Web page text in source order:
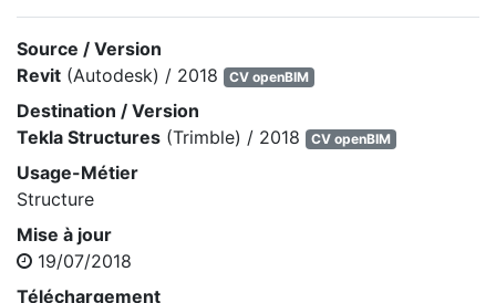
Source / Version
Revit (Autodesk) / 2018 CV openBIM
Destination / Version
Tekla Structures (Trimble) / 2018 CV openBIM
Usage-Métier
Structure
Mise à jour
19/07/2018
Téléchargement